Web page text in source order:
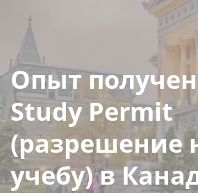
Опыт
Study Permit
(разрешение
учебу) в